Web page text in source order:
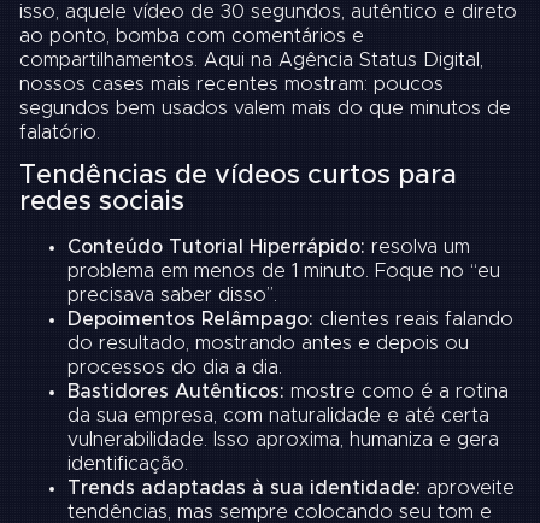
isso, aquele vídeo de 30 segundos, autêntico e direto
ao ponto, bomba com comentários e
compartilhamentos. Aqui na Agência Status Digital,
nossos cases mais recentes mostram: poucos
segundos bem usados valem mais do que minutos de
falatório.
Tendências de vídeos curtos para
redes sociais
Conteúdo Tutorial Hiperrápido: resolva um
problema em menos de 1 minuto. Foque no “eu
precisava saber disso”.
Depoimentos Relâmpago: clientes reais falando
do resultado, mostrando antes e depois ou
processos do dia a dia.
Bastidores Autênticos: mostre como é a rotina
da sua empresa, com naturalidade e até certa
vulnerabilidade. Isso aproxima, humaniza e gera
identificação.
Trends adaptadas à sua identidade: aproveite
tendências, mas sempre colocando seu tom e